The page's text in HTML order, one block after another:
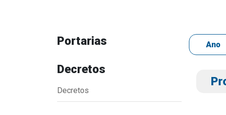
Portarias
Decretos
Decretos